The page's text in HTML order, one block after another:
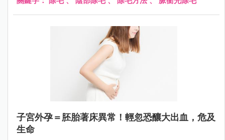
子宮外孕＝胚胎著床異常！輕忽恐釀大出血，危及
生命